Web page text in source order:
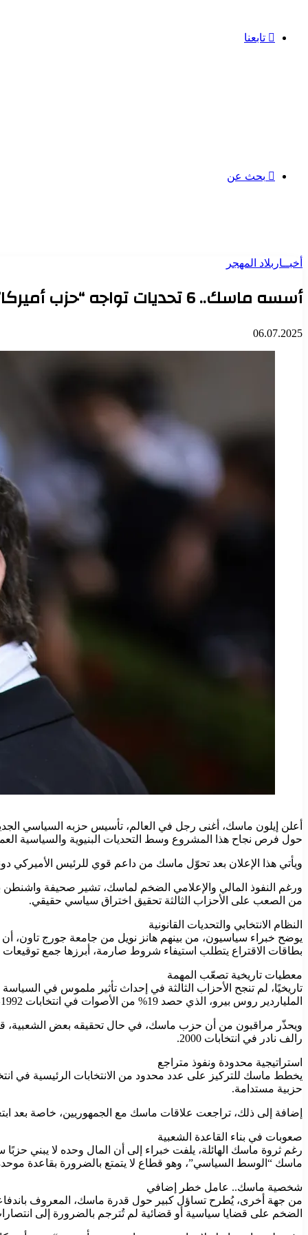
تابعنا
بحث عن
أخبــار بلاد المهجر
أسسه ماسك.. 6 تحديات تواجه “حزب أميركا”
06.07.2025
حول فرص نجاح هذا المشروع وسط التحديات البنيوية والسياسية
ويأتي هذا الإعلان بعد تحوّل ماسك من داعم قوي للرئيس الأميركي
ورغم النفوذ المالي والإعلامي الضخم لماسك، تشير صحيفة واشنطن
من الصعب على الأحزاب الثالثة تحقيق اختراق سياسي حقيقي.
النظام الانتخابي والتحديات القانونية
يوضح خبراء سياسيون، من بينهم هانز نويل من جامعة جورج تاون، أن
بطاقات الاقتراع يتطلب استيفاء شروط صارمة، أبرزها جمع
معطيات تاريخية تصعّب المهمة
الملياردير روس بيرو، الذي حصد 19% من الأصوات في انتخابات 1992، لم يتمكن من الفوز بأي صوت انتخابي.
ويحذّر مراقبون من أن حزب ماسك، في حال تحقيقه بعض الشعبية، قد
رالف نادر في انتخابات 2000.
استراتيجية محدودة ونفوذ متراجع
يخطط ماسك للتركيز على عدد محدود من الانتخابات الرئيسية في
حزبية مستدامة.
إضافة إلى ذلك، تراجعت علاقات ماسك مع الجمهوريين، خاصة بعد
صعوبات في بناء القاعدة الشعبية
رغم ثروة ماسك الهائلة، يلفت خبراء إلى أن المال وحده لا يبني
ماسك “الوسط السياسي”، وهو قطاع لا يتمتع بالضرورة بقاعدة
شخصية ماسك.. عامل خطر إضافي
من جهة أخرى، يُطرح تساؤل كبير حول قدرة ماسك، المعروف باندفاعه
الضخم على قضايا سياسية أو قضائية لم تُترجم بالضرورة إلى